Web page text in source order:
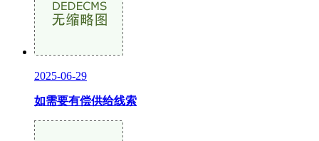
2025-06-29
如需要有偿供给线索